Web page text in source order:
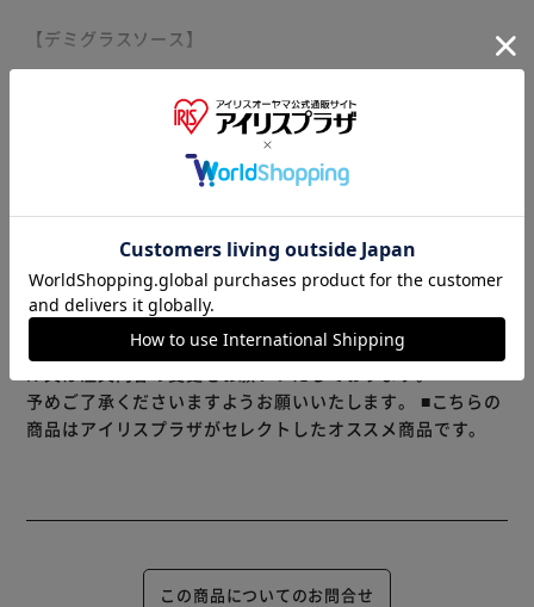
【デミグラスソース】
程よい噛み応えとうま味を堪能いただけます。
特製デミグラスソースはワインやパンとの相性も抜群です。
少し温めてお召し上がりいただけるとより風味が増します。
程よい噛み応えとうま味を堪能いただけます。
もっと見る
※製品は予告なく仕様を変更する場合がございます。あらか
じめご了承ください。
※当商品はお取り寄せ品の為、在庫の確認及び商品のお届け
までお時間を頂く場合がございます。
また、商品がメーカーにて完売となっていた場合、キャンセ
予めご了承くださいますようお願いいたします。 ■こちらの
商品はアイリスプラザがセレクトしたオススメ商品です。
この商品についてのお問合せ